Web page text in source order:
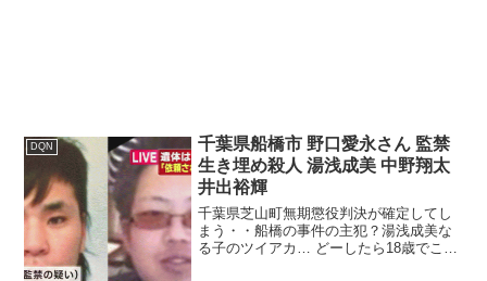
DQN
千葉県船橋市 野口愛永さん 監禁
生き埋め殺人 湯浅成美 中野翔太
井出裕輝
千葉県芝山町無期懲役判決が確定してし
まう・・船橋の事件の主犯？湯浅成美な
る子のツイアカ… どーしたら18歳でここ